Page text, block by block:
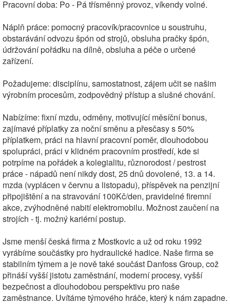
Pracovní doba: Po - Pá třísměnný provoz, víkendy volné.
Náplň práce: pomocný pracovík/pracovnice u soustruhu,
obstarávání odvozu špón od strojů, obsluha pračky špón,
údržování pořádku na dílně, obsluha a péče o určené
zařízení.
Požadujeme: disciplínu, samostatnost, zájem učit se našim
výrobním procesům, zodpovědný přístup a slušné chování.
Nabízíme: fixní mzdu, odměny, motivující měsíční bonus,
zajímavé příplatky za noční směnu a přesčasy s 50%
příplatkem, práci na hlavní pracovní poměr, dlouhodobou
spolupráci, práci v klidném pracovním prostředí, kde si
potrpíme na pořádek a kolegialitu, různorodost / pestrost
práce - nápadů není nikdy dost, 25 dnů dovolené, 13. a 14.
mzda (vyplácen v červnu a listopadu), příspěvek na penzijní
připojištění a na stravování 100Kč/den, pravidelné firemní
akce, zvýhodněné nabití elektromobilu. Možnost zaučení na
strojích - tj. možný kariérní postup.
Jsme menší česká firma z Mostkovic a už od roku 1992
vyrábíme součástky pro hydraulické hadice. Naše firma se
stabilním týmem a je nově také součást Danfoss Group, což
přináší vyšší jistotu zaměstnání, moderní procesy, vyšší
bezpečnost a dlouhodobou perspektivu pro naše
zaměstnance. Uvítáme týmového hráče, který k nám zapadne.